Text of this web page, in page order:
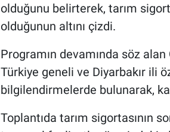
olduğunu belirterek, tarım
olduğunun altını çizdi.
Programın devamında söz alan
Türkiye geneli ve Diyarbakır ili
bilgilendirmelerde bulunarak,
Toplantıda tarım sigortasının